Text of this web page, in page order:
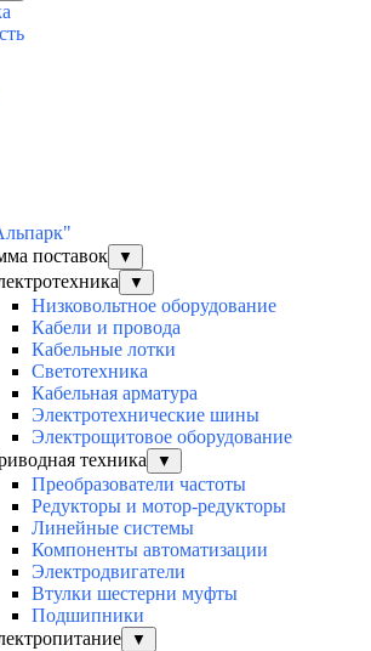
поставок
▼
▼
Низковольтное оборудование
Кабели и провода
Кабельные лотки
Светотехника
Кабельная арматура
Электротехнические шины
Электрощитовое оборудование
техника
▼
Преобразователи частоты
Редукторы и мотор-редукторы
Линейные системы
Компоненты автоматизации
Электродвигатели
Втулки шестерни муфты
Подшипники
▼